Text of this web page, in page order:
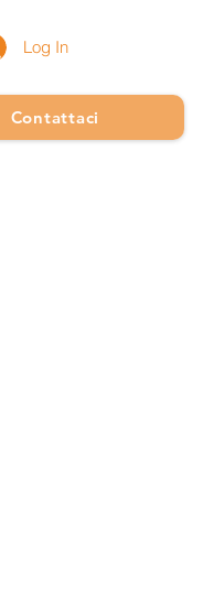
Log In
Contattaci